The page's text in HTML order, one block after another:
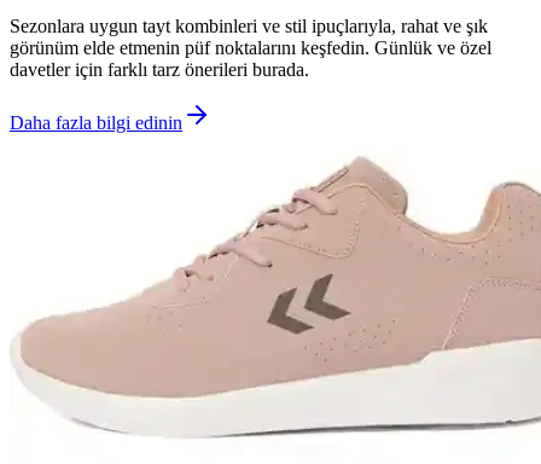
Sezonlara uygun tayt kombinleri ve stil ipuçlarıyla, rahat ve şık
görünüm elde etmenin püf noktalarını keşfedin. Günlük ve özel
davetler için farklı tarz önerileri burada.
Daha fazla bilgi edinin